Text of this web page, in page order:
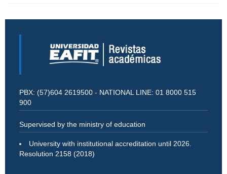
PBX: (57)604 2619500 - NATIONAL LINE: 01 8000 515
900
Supervised by the ministry of education
University with institutional accreditation until 2026.
Resolution 2158 (2018)